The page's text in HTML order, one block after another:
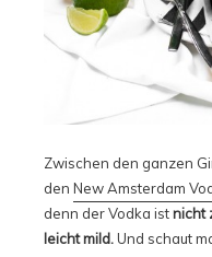
Zwischen den ganzen
den New Amsterdam
denn der Vodka istnicht
leicht mild.Und schaut